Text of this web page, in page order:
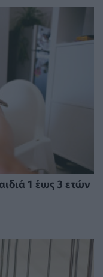
1 έως 3 ετών